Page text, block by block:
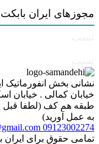
مجوزهای ایران بابکت
نشانی بخش انفورماتیک
طبقه هم کف (لطفا قبل
به عمل آورید)
09123002274
تمامی حقوق برای